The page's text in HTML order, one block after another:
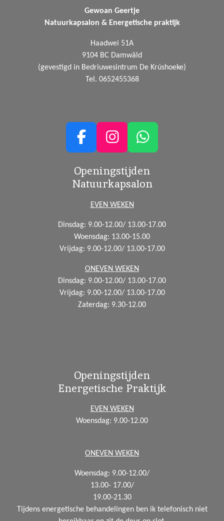
Gewoan Geertje
Natuurkapsalon & Energetische praktijk
Haadwei 51A
9104 BC Damwâld
(gevestigd in Bedriuwesintrum De Krúshoeke)
Tel. 0652455368
F
c
e
o
k
I
s
t
a
r
a
W
a
t
p
p
Openingstijden
Natuurkapsalon
EVEN WEKEN
Dinsdag: 9.00-12.00/ 13.00-17.00
Woensdag: 13.00-15.00
Vrijdag: 9.00-12.00/ 13.00-17.00
ONEVEN WEKEN
Dinsdag: 9.00-12.00/ 13.00-17.00
Vrijdag: 9.00-12.00/ 13.00-17.00
Zaterdag: 9.30-12.00
Openingstijden
Energetische Praktijk
EVEN WEKEN
Woensdag: 9.00-12.00
ONEVEN WEKEN
Woensdag: 9.00-12.00/
13.00- 17.00/
19.00-21.30
Tijdens energetische behandelingen ben ik telefonisch niet